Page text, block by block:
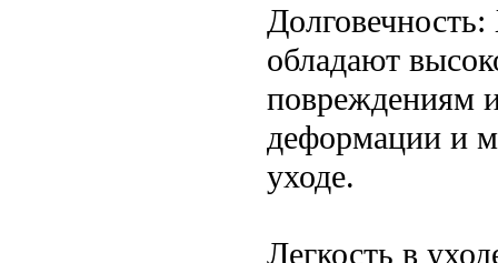
обладают
повреждениям
деформации и
уходе.
Легкость в